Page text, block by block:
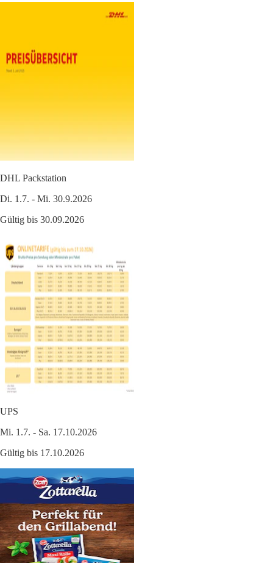
DHL Packstation
Di. 1.7. - Mi. 30.9.2026
Gültig bis 30.09.2026
UPS
Mi. 1.7. - Sa. 17.10.2026
Gültig bis 17.10.2026